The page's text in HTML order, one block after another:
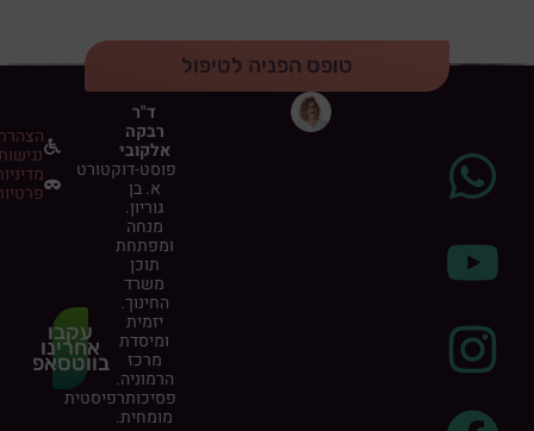
טופס הפניה לטיפול
ד"ר
רבקה
אלקובי
פוסט-דוקטורט
א. בן
גוריון.
מנחה
ומפתחת
תוכן
משרד
החינוך.
יזמית
ומיסדת
מרכז
הרמוניה.
פסיכותרפיסטית
מומחית.
עקבו
אחרינו
בווטסאפ
הצהרת
נגישות
מדיניות
פרטיות